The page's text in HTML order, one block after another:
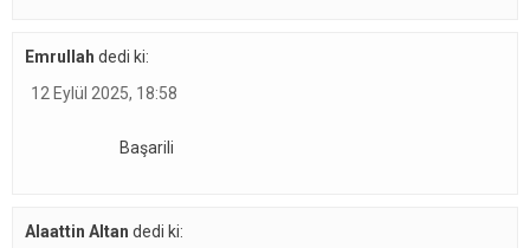
Emrullah dedi ki:
12 Eylül 2025, 18:58
Başarili
Alaattin Altan dedi ki: